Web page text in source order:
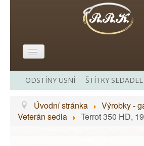
VÝROBKY - GALERIE
ODSTÍNY USNÍ ŠTÍTKY SEDADEL
Úvodní stránka
Výrobky -
Veterán sedla
Terrot 350 HD,